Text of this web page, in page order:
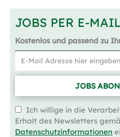
JOBS PER E-MAIL
Kostenlos und passend zu
JOBS
Ich willige in die
Erhalt des Newsletters
Datenschutzinformationen